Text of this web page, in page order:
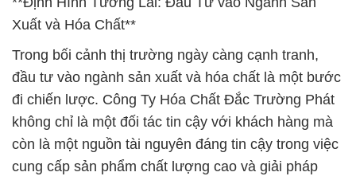
Xuất và Hóa Chất**
Trong bối cảnh thị trường ngày càng cạnh tranh,
đầu tư vào ngành sản xuất và hóa chất là một bước
đi chiến lược. Công Ty Hóa Chất Đắc Trường Phát
không chỉ là một đối tác tin cậy với khách hàng mà
còn là một nguồn tài nguyên đáng tin cậy trong việc
cung cấp sản phẩm chất lượng cao và giải pháp